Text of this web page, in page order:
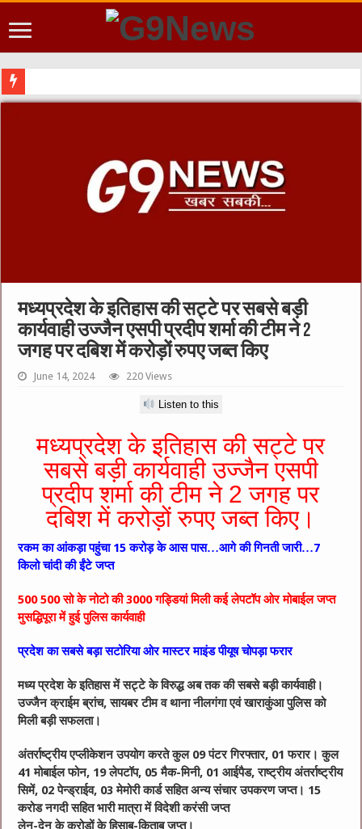
मध्यप्रदेश के इतिहास की सट्टे पर सबसे बड़ी
कार्यवाही उज्जैन एसपी प्रदीप शर्मा की टीम ने 2
जगह पर दबिश में करोड़ों रुपए जब्त किए
June 14, 2024 220 Views
Listen to this
मध्यप्रदेश के इतिहास की सट्टे पर
सबसे बड़ी कार्यवाही उज्जैन एसपी
प्रदीप शर्मा की टीम ने 2 जगह पर
दबिश में करोड़ों रुपए जब्त किए।
रकम का आंकड़ा पहुंचा 15 करोड़ के आस पास…आगे की गिनती जारी…7
किलो चांदी की ईंटे जप्त
500 500 सो के नोटो की 3000 गड्डियां मिली कई लेपटॉप ओर मोबाईल जप्त
मुसद्धिपूरा में हुई पुलिस कार्यवाही
प्रदेश का सबसे बड़ा सटोरिया ओर मास्टर माइंड पीयूष चोपड़ा फरार
मध्य प्रदेश के इतिहास में सट्टे के विरुद्ध अब तक की सबसे बड़ी कार्यवाही।
उज्जैन क्राईम ब्रांच, सायबर टीम व थाना नीलगंगा एवं खाराकुंआ पुलिस को
मिली बड़ी सफलता।
अंतर्राष्ट्रीय एप्लीकेशन उपयोग करते कुल 09 पंटर गिरफ्तार, 01 फरार। कुल
41 मोबाईल फोन, 19 लेपटॉप, 05 मैक-मिनी, 01 आईपैड, राष्ट्रीय अंतर्राष्ट्रीय
सिमें, 02 पेन्ड्राईव, 03 मेमोरी कार्ड सहित अन्य संचार उपकरण जप्त। 15
करोड नगदी सहित भारी मात्रा में विदेशी करंसी जप्‍त
लेन-देन के करोडों के हिसाब-किताब जप्‍त।